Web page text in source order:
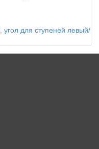
угол для ступеней левый/